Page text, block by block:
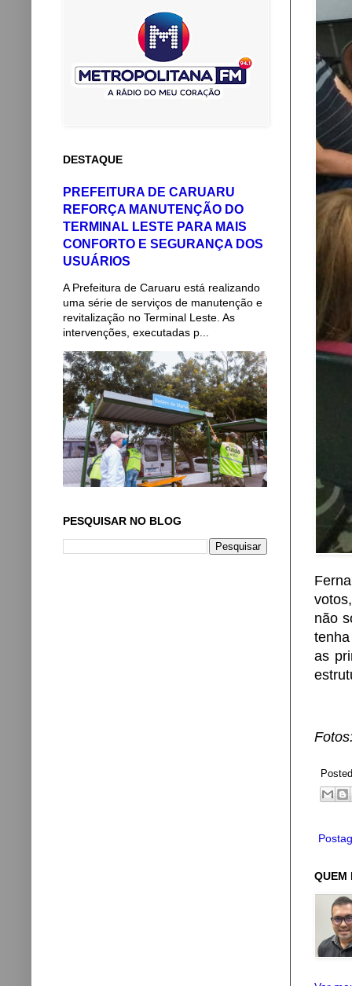
não
as
QUEM
DESTAQUE
PREFEITURA DE CARUARU
REFORÇA MANUTENÇÃO DO
TERMINAL LESTE PARA MAIS
CONFORTO E SEGURANÇA DOS
USUÁRIOS
A Prefeitura de Caruaru está realizando
uma série de serviços de manutenção e
revitalização no Terminal Leste. As
intervenções, executadas p...
PESQUISAR NO BLOG